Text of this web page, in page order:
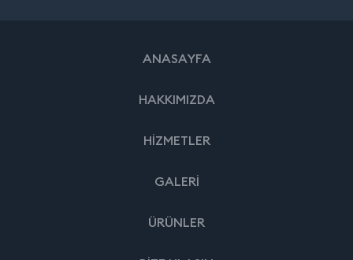
ANASAYFA
HAKKIMIZDA
HİZMETLER
GALERİ
ÜRÜNLER